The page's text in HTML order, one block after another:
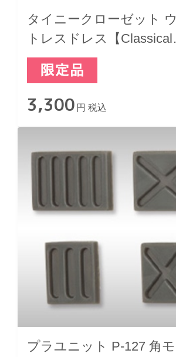
タイニークローゼット
トレスドレス【Classical
Black】
3,300 円 税込
プラユニット P-127 角